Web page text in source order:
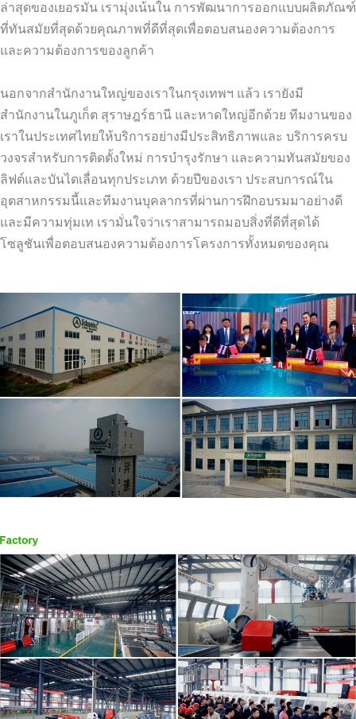
ล่าสุดของเยอรมัน เรามุ่งเน้นใน การพัฒนาการออกแบบผลิตภัณฑ์
ที่ทันสมัยที่สุดด้วยคุณภาพที่ดีที่สุดเพื่อตอบสนองความต้องการ
และความต้องการของลูกค้า
นอกจากสำนักงานใหญ่ของเราในกรุงเทพฯ แล้ว เรายังมี
สำนักงานในภูเก็ต สุราษฎร์ธานี และหาดใหญ่อีกด้วย ทีมงานของ
เราในประเทศไทยให้บริการอย่างมีประสิทธิภาพและ บริการครบ
วงจรสำหรับการติดตั้งใหม่ การบำรุงรักษา และความทันสมัยของ
ลิฟต์และบันไดเลื่อนทุกประเภท ด้วยปีของเรา ประสบการณ์ใน
อุตสาหกรรมนี้และทีมงานบุคลากรที่ผ่านการฝึกอบรมมาอย่างดี
และมีความทุ่มเท เรามั่นใจว่าเราสามารถมอบสิ่งที่ดีที่สุดได้
โซลูชันเพื่อตอบสนองความต้องการโครงการทั้งหมดของคุณ